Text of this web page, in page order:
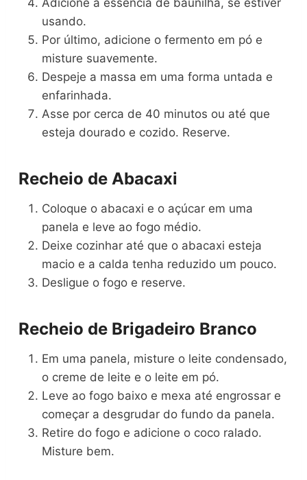
usando.
Por último, adicione o fermento em pó e
misture suavemente.
Despeje a massa em uma forma untada e
enfarinhada.
Asse por cerca de 40 minutos ou até que
esteja dourado e cozido. Reserve.
Recheio de Abacaxi
Coloque o abacaxi e o açúcar em uma
panela e leve ao fogo médio.
Deixe cozinhar até que o abacaxi esteja
macio e a calda tenha reduzido um pouco.
Desligue o fogo e reserve.
Recheio de Brigadeiro Branco
Em uma panela, misture o leite condensado,
o creme de leite e o leite em pó.
Leve ao fogo baixo e mexa até engrossar e
começar a desgrudar do fundo da panela.
Retire do fogo e adicione o coco ralado.
Misture bem.